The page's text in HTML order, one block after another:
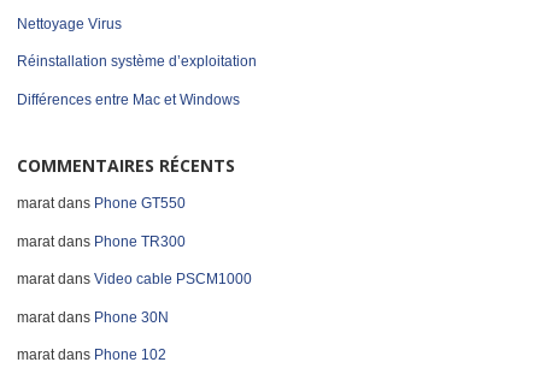
Nettoyage Virus
Réinstallation système d’exploitation
Différences entre Mac et Windows
COMMENTAIRES RÉCENTS
maratdans Phone GT550
marat dans Phone TR300
maratdans Video cable PSCM1000
marat dans Phone 30N
maratdans Phone 102